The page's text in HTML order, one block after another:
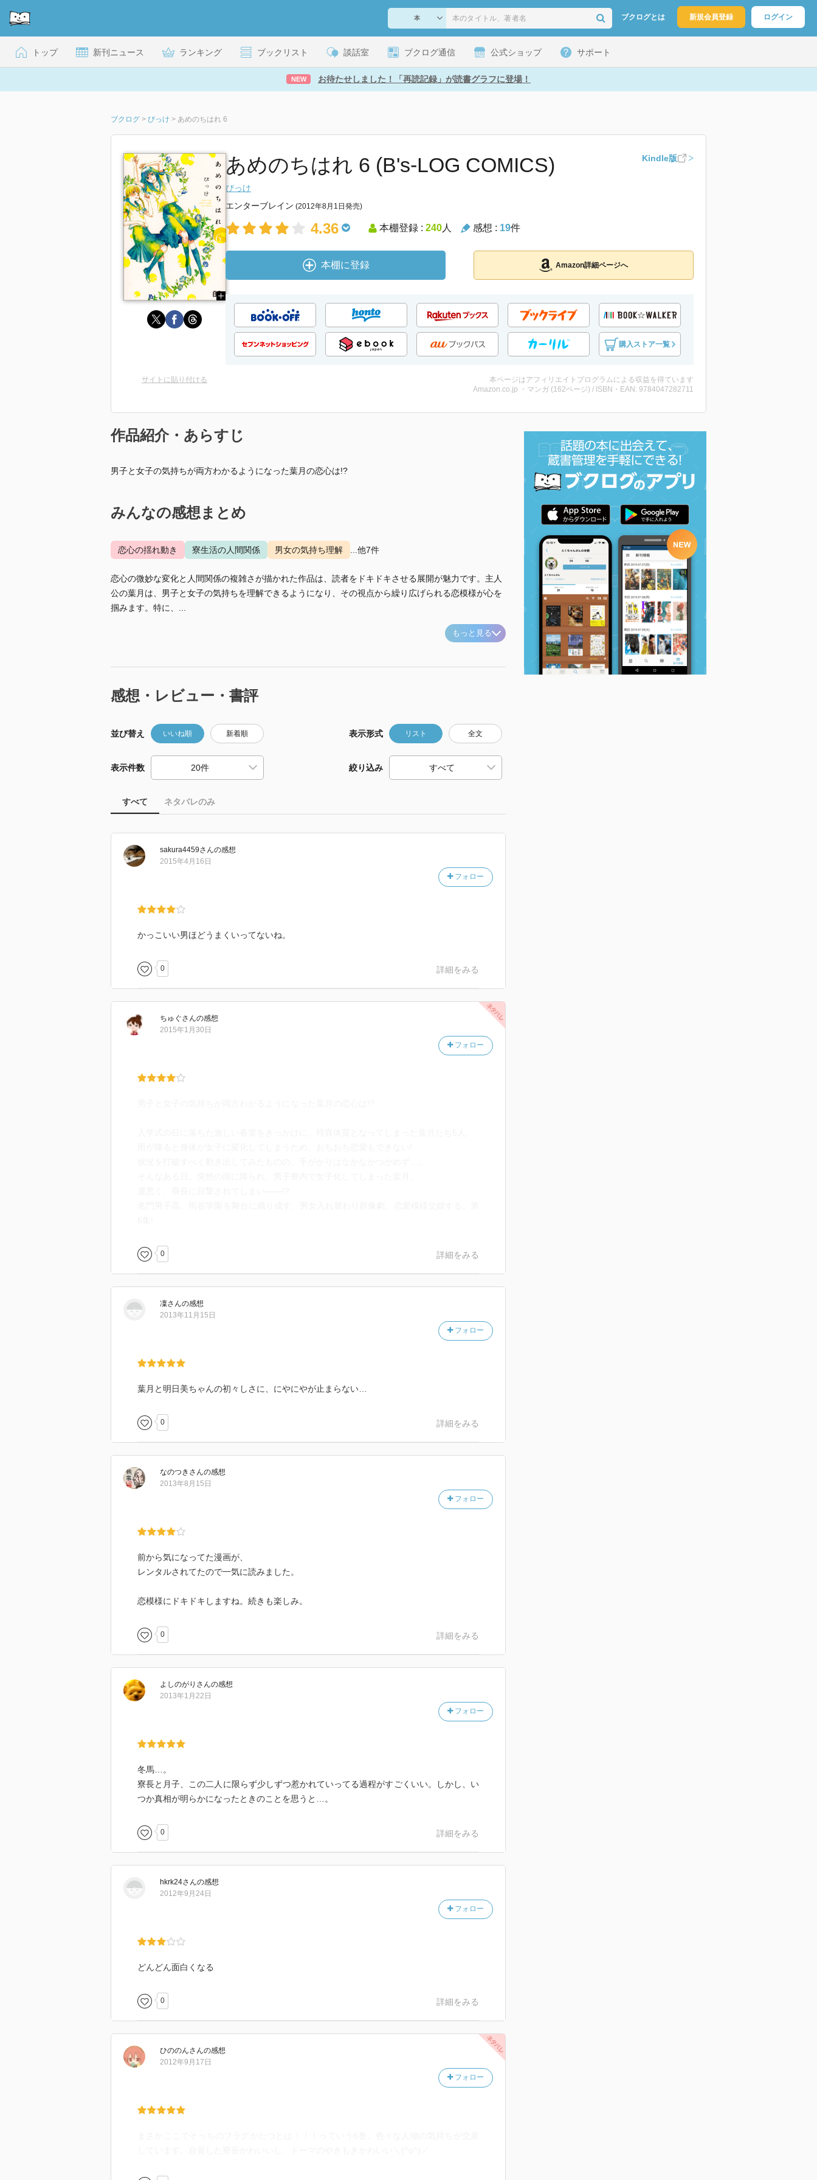
ブクログとは 新規会員登録 ログイン
トップ 新刊ニュース ランキング ブックリスト 談話室 ブクログ通信 公式ショップ サポート
NEW お待たせしました！「再読記録」が読書グラフに登場！
ブクログ > びっけ > あめのちはれ 6
あめのちはれ 6 (B's-LOG COMICS) Kindle版
びっけ
エンターブレイン (2012年8月1日発売)
4.36 本棚登録 : 240人 感想 : 19件
本棚に登録 Amazon詳細ページへ
購入ストア一覧
サイトに貼り付ける
本ページはアフィリエイトプログラムによる収益を得ています
Amazon.co.jp ・マンガ (162ページ) / ISBN・EAN: 9784047282711
作品紹介・あらすじ
男子と女子の気持ちが両方わかるようになった葉月の恋心は!?
みんなの感想まとめ
恋心の揺れ動き 寮生活の人間関係 男女の気持ち理解 ...他7件
恋心の微妙な変化と人間関係の複雑さが描かれた作品は、読者をドキドキさせる展開が魅力です。主人
公の葉月は、男子と女子の気持ちを理解できるようになり、その視点から繰り広げられる恋模様が心を
掴みます。特に、...
もっと見る
感想・レビュー・書評
並び替え いいね順 新着順 表示形式 リスト 全文
表示件数 絞り込み
すべて ネタバレのみ
sakura4459さんの感想
フォロー
2015年4月16日
かっこいい男ほどうまくいってないね。
0 詳細をみる
ちゅぐさんの感想
フォロー
2015年1月30日
0 詳細をみる
凜さんの感想
フォロー
2013年11月15日
葉月と明日美ちゃんの初々しさに、にやにやが止まらない…
0 詳細をみる
なのつき さんの感想
フォロー
2013年8月15日
前から気になってた漫画が、
レンタルされてたので一気に読みました。
恋模様にドキドキしますね。続きも楽しみ。
0 詳細をみる
よしのがり さんの感想
フォロー
2013年1月22日
冬馬…。
寮長と月子、この二人に限らず少しずつ惹かれていってる過程がすごくいい。しかし、い
つか真相が明らかになったときのことを思うと…。
0 詳細をみる
hkrk24さんの感想
フォロー
2012年9月24日
どんどん面白くなる
0 詳細をみる
ひののんさんの感想
フォロー
2012年9月17日